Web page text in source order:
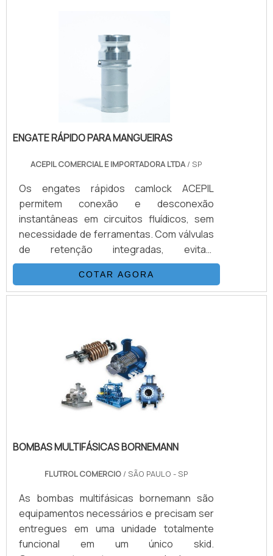
comparando a relação de área de pistão,
multiplicando a pressão do gás de
suprimento.É IMPORTANTE DESTACAR
ENGATE RÁPIDO PARA MANGUEIRAS
ACEPIL COMERCIAL E IMPORTADORA LTDA/ SP
Os engates rápidos camlock ACEPIL
permitem conexão e desconexão
instantâneas em circuitos fluídicos, sem
necessidade de ferramentas. Com válvulas
de retenção integradas, evitam
vazamentos e entrada de ar, garantindo
segurança e eficiência em sistemas
hidráulicos, pneumáticos e de refrigeração.
e condições extremas. Também
conhecidos como Engate Refinaria ou
Engate com Orelhas.
COTAR AGORA
BOMBAS MULTIFÁSICAS BORNEMANN
FLUTROL COMERCIO / SÃO PAULO - SP
As bombas multifásicas bornemann são
equipamentos necessários e precisam ser
entregues em uma unidade totalmente
funcional em um único skid.